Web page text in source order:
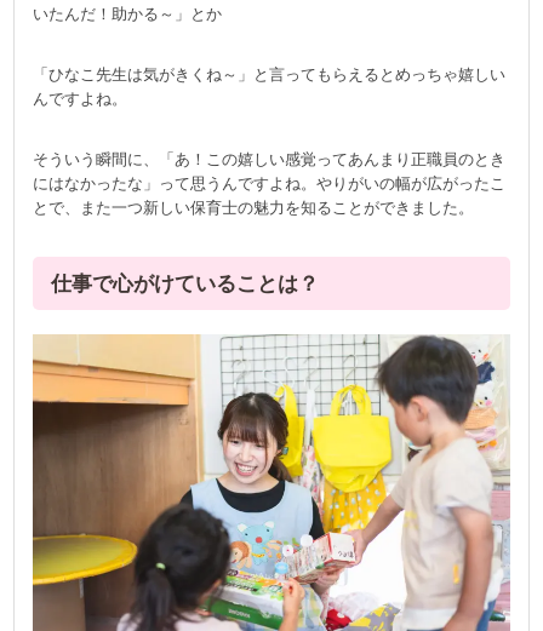
いたんだ！助かる～」とか
「ひなこ先生は気がきくね～」と言ってもらえるとめっちゃ嬉しい
んですよね。
そういう瞬間に、「あ！この嬉しい感覚ってあんまり正職員のとき
にはなかったな」って思うんですよね。やりがいの幅が広がったこ
とで、また一つ新しい保育士の魅力を知ることができました。
仕事で心がけていることは？